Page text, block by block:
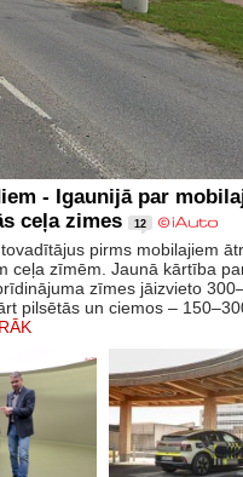
- Igaunijā par
ceļa zimes
12
pirms mobilajiem
ceļa zīmēm. Jaunā kārtība
zīmes jāizvieto
pilsētās un ciemos –